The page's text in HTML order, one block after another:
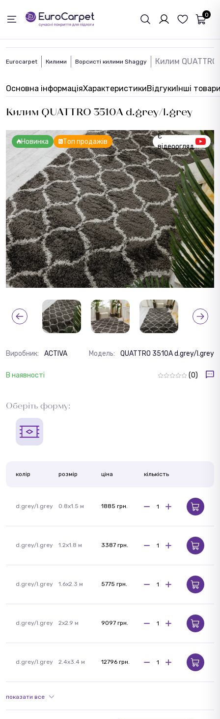
0
Eurocarpet Килими Ворсисті килими Shaggy Килим
Основна інформаціяХарактеристикиВідгукиІнші
Килим QUATTRO 3510A d.grey/l.grey
Новинка Топ продажів
Є
відеоогляд
Виробник: ACTIVA Модель: QUATTRO 3510A d.grey/l.grey
В наявності (0)
Оберіть форму:
колір розмір ціна кількість
d.grey/l.grey 0.8x1.5 м 1885 грн.
d.grey/l.grey 1.2x1.8 м 3387 грн.
d.grey/l.grey 1.6x2.3 м 5775 грн.
d.grey/l.grey 2x2.9 м 9097 грн.
d.grey/l.grey 2.4x3.4 м 12796 грн.
показати все
ЗВОРОТНІЙ ЗВЯЗОК